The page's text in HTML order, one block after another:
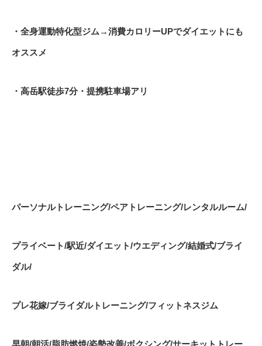
・全身運動特化型ジム →消費カロリーUPでダイエットにも
オススメ
・高岳駅徒歩7分・提携駐車場アリ
パーソナルトレーニング/ペアトレーニング/レンタルルーム/
プライベート/駅近/ダイエット/ウエディング/結婚式/ブライ
ダル/
プレ花嫁/ブライダルトレーニング/フィットネスジム
早朝/朝活/脂肪燃焼/姿勢改善/ボクシング/サーキットトレー